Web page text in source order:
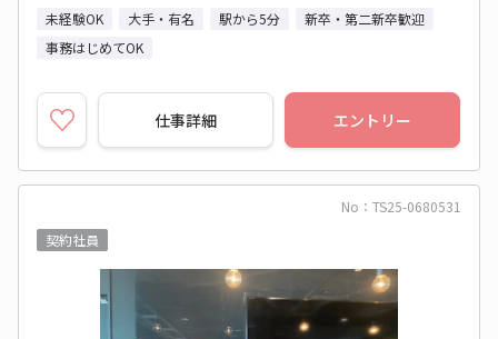
未経験OK 大手・有名 駅から5分
新卒・第二新卒歓迎
事務はじめてOK
仕事詳細 エントリー
No：TS25-0680531
契約社員